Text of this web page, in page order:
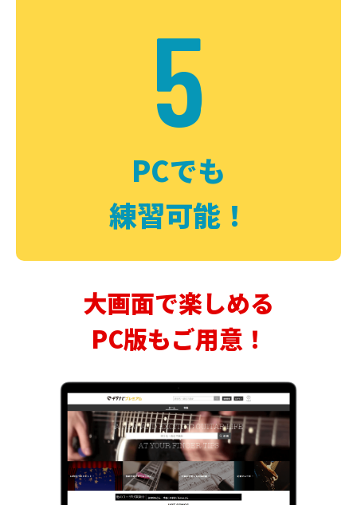
5
PCでも
練習可能！
大画面で楽しめる
PC版もご用意！